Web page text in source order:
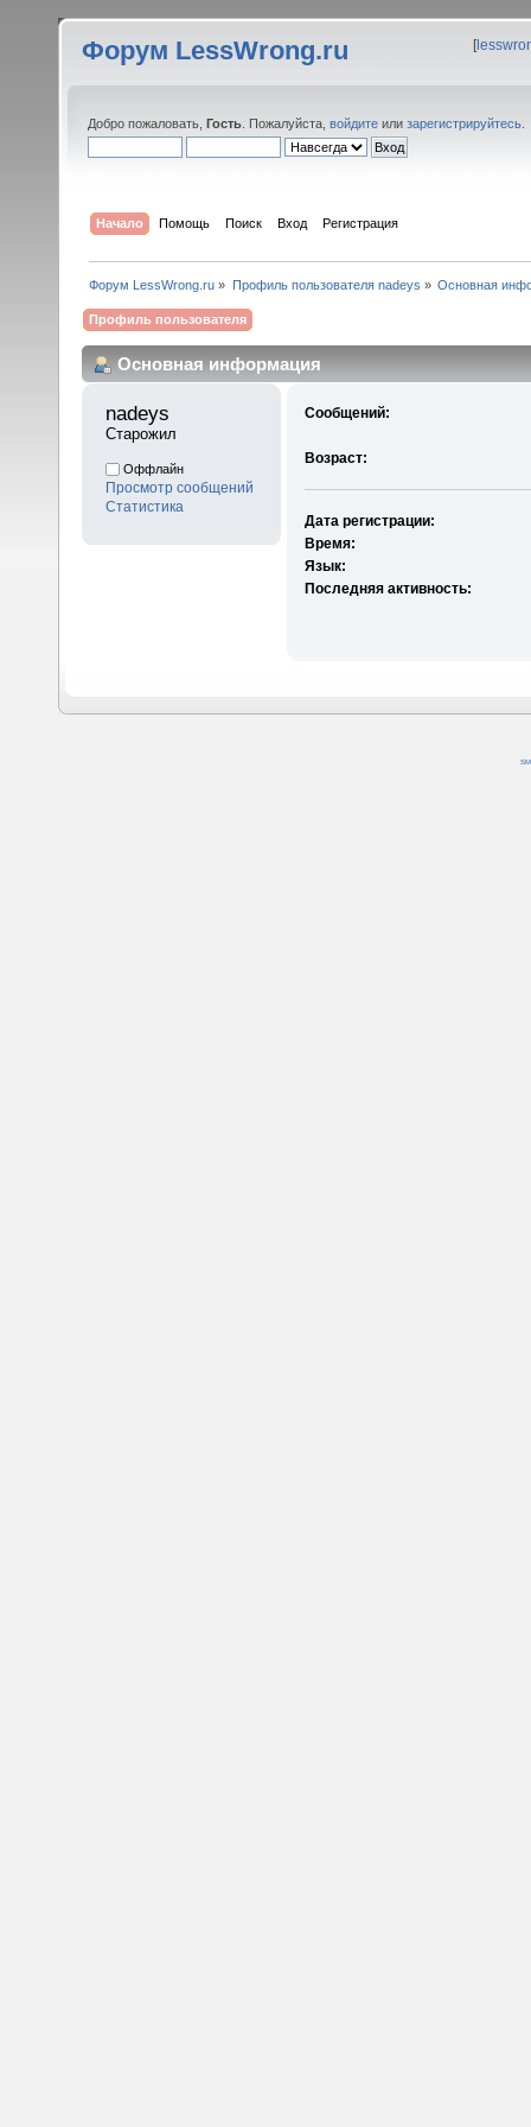
Форум LessWrong.ru [
Добро пожаловать, Гость . Пожалуйста, войдите или зарегистрируйтесь
Начало Помощь Поиск Вход Регистрация
Форум LessWrong.ru » Профиль пользователя nadeys » Основная
Профиль пользователя
Основная информация
nadeys
Старожил
Оффлайн
Просмотр сообщений
Статистика
Сообщений:
Возраст:
Дата регистрации:
Время:
Язык:
Последняя активность: